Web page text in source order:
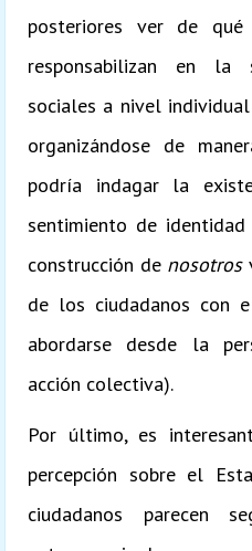
posteriores ver de
responsabilizan en la
sociales a nivel
organizándose de
podría indagar la
sentimiento de identidad
construcción de nosotros
de los ciudadanos con
abordarse desde la
acción colectiva).
Por último, es
percepción sobre el
ciudadanos parecen